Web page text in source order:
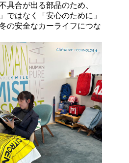
具合が出る部品のため、
ではなく「安心のために」
の安全なカーライフにつな